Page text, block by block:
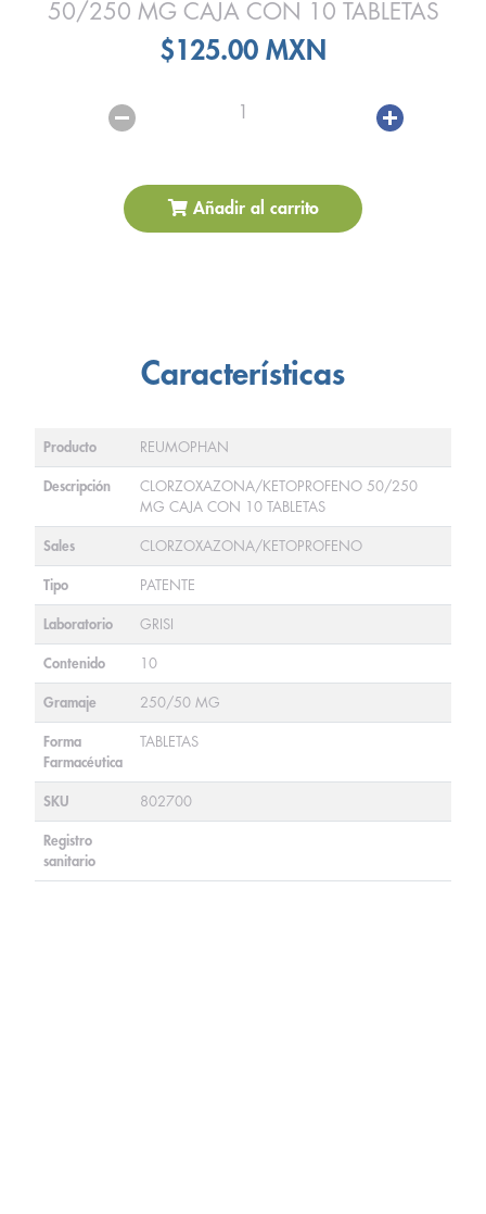
50/250 MG CAJA CON 10 TABLETAS
$125.00 MXN
1
Añadir al carrito
Características
Producto REUMOPHAN
Descripción
CLORZOXAZONA/KETOPROFENO 50/250
MG CAJA CON 10 TABLETAS
Sales CLORZOXAZONA/KETOPROFENO
Tipo PATENTE
Laboratorio GRISI
Contenido 10
Gramaje 250/50 MG
Forma
Farmacéutica
TABLETAS
SKU 802700
Registro
sanitario